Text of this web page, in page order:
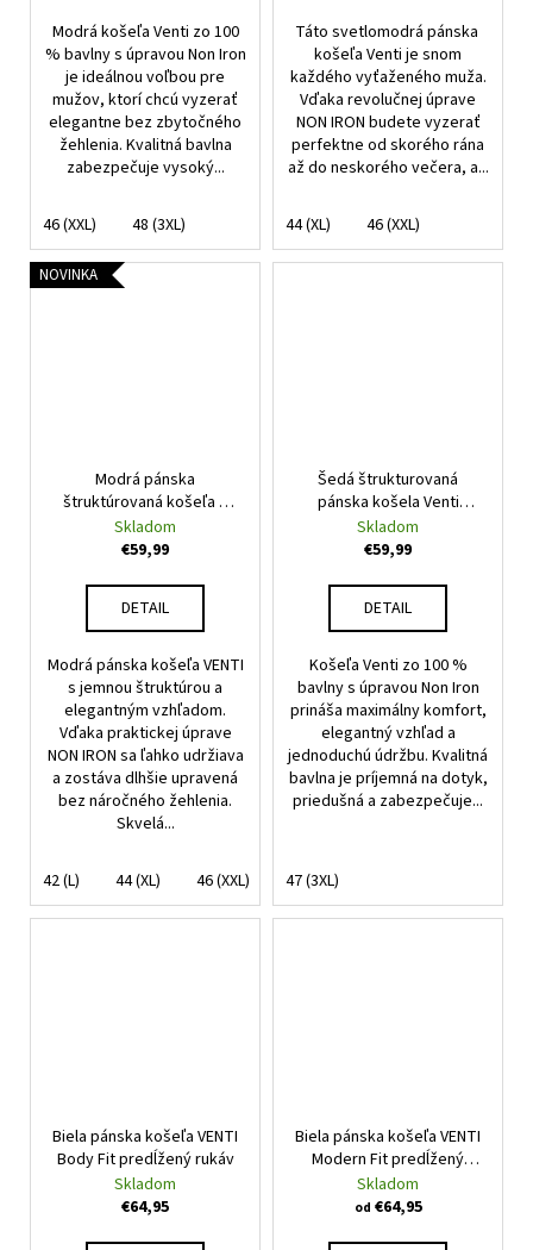
Modrá košeľa Venti zo 100
% bavlny s úpravou Non Iron
je ideálnou voľbou pre
mužov, ktorí chcú vyzerať
elegantne bez zbytočného
žehlenia. Kvalitná bavlna
zabezpečuje vysoký...
46 (XXL) 48 (3XL)
Táto svetlomodrá pánska
košeľa Venti je snom
každého vyťaženého muža.
Vďaka revolučnej úprave
NON IRON budete vyzerať
perfektne od skorého rána
až do neskorého večera, a...
44 (XL) 46 (XXL)
NOVINKA
Modrá pánska
štruktúrovaná košeľa s
podšitím Modern Fit, NON
IRON
Skladom
€59,99
DETAIL
Modrá pánska košeľa VENTI
s jemnou štruktúrou a
elegantným vzhľadom.
Vďaka praktickej úprave
NON IRON sa ľahko udržiava
a zostáva dlhšie upravená
bez náročného žehlenia.
Skvelá...
42 (L) 44 (XL) 46 (XXL)
Šedá štrukturovaná
pánska košela Venti
Modern fit
Skladom
€59,99
DETAIL
Košeľa Venti zo 100 %
bavlny s úpravou Non Iron
prináša maximálny komfort,
elegantný vzhľad a
jednoduchú údržbu. Kvalitná
bavlna je príjemná na dotyk,
priedušná a zabezpečuje...
47 (3XL)
Biela pánska košeľa VENTI
Body Fit predĺžený rukáv
Skladom
€64,95
Biela pánska košeľa VENTI
Modern Fit predĺžený
rukáv
Skladom
od €64,95